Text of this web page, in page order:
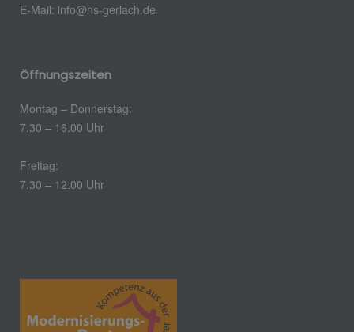
E-Mail: info@hs-gerlach.de
Öffnungszeiten
Montag – Donnerstag:
7.30 – 16.00 Uhr
Freitag:
7.30 – 12.00 Uhr